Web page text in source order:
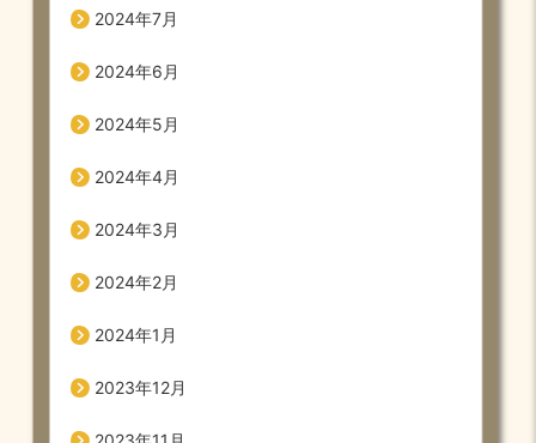
2024年7月
2024年6月
2024年5月
2024年4月
2024年3月
2024年2月
2024年1月
2023年12月